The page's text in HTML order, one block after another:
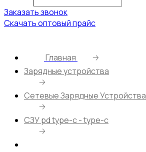
Заказать звонок
Скачать оптовый прайс
Главная
🡢
Зарядные устройства
🡢
Сетевые Зарядные Устройства
🡢
СЗУ pd type-c - type-c
🡢